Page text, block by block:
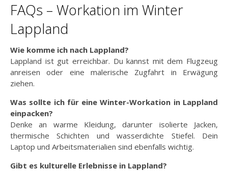
FAQs – Workation im Winter
Lappland
Wie komme ich nach Lappland?
Lappland ist gut erreichbar. Du kannst mit dem Flugzeug
anreisen oder eine malerische Zugfahrt in Erwägung
ziehen.
Was sollte ich für eine Winter-Workation in Lappland
einpacken?
Denke an warme Kleidung, darunter isolierte Jacken,
thermische Schichten und wasserdichte Stiefel. Dein
Laptop und Arbeitsmaterialien sind ebenfalls wichtig.
Gibt es kulturelle Erlebnisse in Lappland?